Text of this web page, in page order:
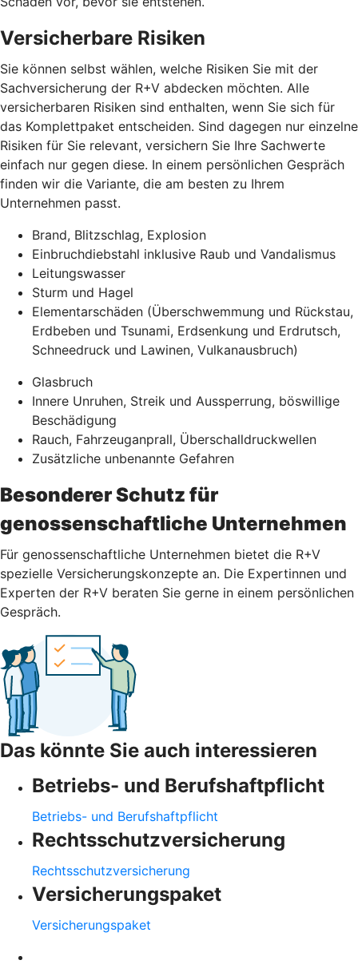
Versicherbare Risiken
Sie können selbst wählen, welche Risiken Sie mit der
Sachversicherung der R+V abdecken möchten. Alle
versicherbaren Risiken sind enthalten, wenn Sie sich für
das Komplettpaket entscheiden. Sind dagegen nur einzelne
Risiken für Sie relevant, versichern Sie Ihre Sachwerte
einfach nur gegen diese. In einem persönlichen Gespräch
finden wir die Variante, die am besten zu Ihrem
Unternehmen passt.
Brand, Blitzschlag, Explosion
Einbruchdiebstahl inklusive Raub und Vandalismus
Leitungswasser
Sturm und Hagel
Elementarschäden (Überschwemmung und Rückstau,
Erdbeben und Tsunami, Erdsenkung und Erdrutsch,
Schneedruck und Lawinen, Vulkanausbruch)
Glasbruch
Innere Unruhen, Streik und Aussperrung, böswillige
Beschädigung
Rauch, Fahrzeuganprall, Überschalldruckwellen
Zusätzliche unbenannte Gefahren
Besonderer Schutz für
genossenschaftliche Unternehmen
Für genossenschaftliche Unternehmen bietet die R+V
spezielle Versicherungskonzepte an. Die Expertinnen und
Experten der R+V beraten Sie gerne in einem persönlichen
Gespräch.
Das könnte Sie auch interessieren
Betriebs- und Berufshaftpflicht
Betriebs- und Berufshaftpflicht
Rechtsschutzversicherung
Rechtsschutzversicherung
Versicherungspaket
Versicherungspaket